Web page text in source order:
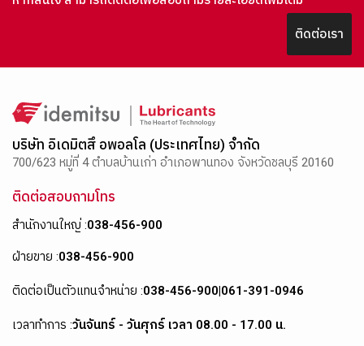
ติดต่อเรา
บริษัท อิเดมิตสึ อพอลโล (ประเทศไทย) จำกัด
700/623 หมู่ที่ 4 ตำบลบ้านเก่า อำเภอพานทอง จังหวัดชลบุรี 20160
ติดต่อสอบถามโทร
สำนักงานใหญ่ :038-456-900
ฝ่ายขาย :038-456-900
ติดต่อเป็นตัวแทนจำหน่าย :038-456-900|061-391-0946
เวลาทำการ :วันจันทร์ - วันศุกร์ เวลา 08.00 - 17.00 น.